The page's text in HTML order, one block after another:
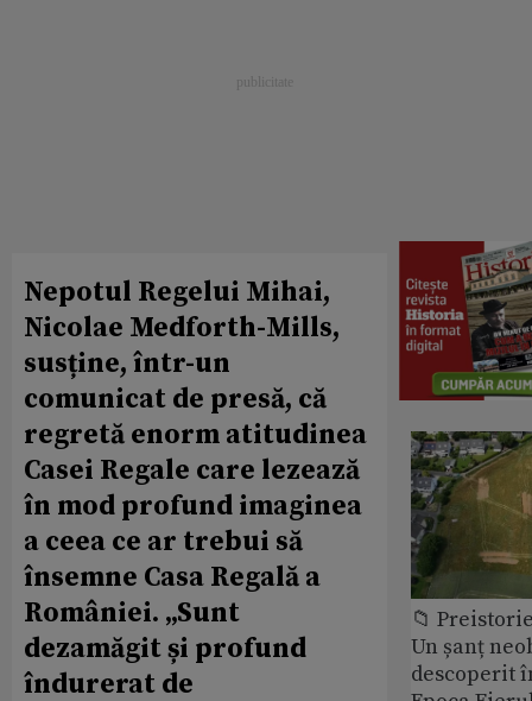
Nepotul Regelui Mihai,
Nicolae Medforth-Mills,
susține, într-un
comunicat de presă, că
regretă enorm atitudinea
Casei Regale care lezează
în mod profund imaginea
a ceea ce ar trebui să
însemne Casa Regală a
României. „Sunt
dezamăgit și profund
îndurerat de
📁
Un șanț
descoperit